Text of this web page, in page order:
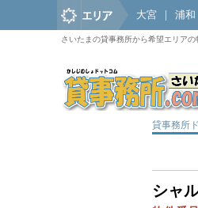
大宮 浦和
さいたまの貸事務所から希望エリアの
貸事務所
シャ